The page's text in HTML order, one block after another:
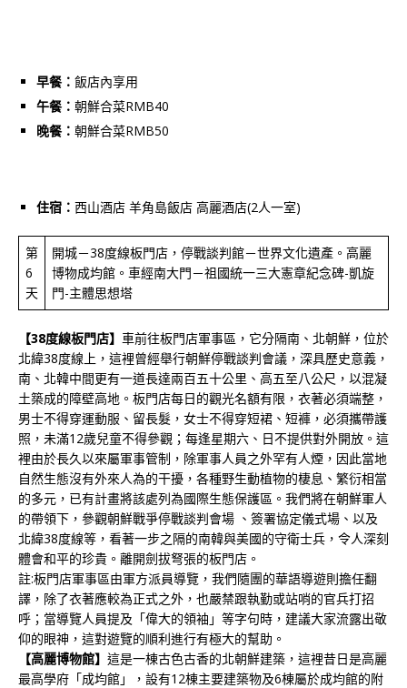
早餐： 飯店內享用
午餐： 朝鮮合菜RMB40
晚餐： 朝鮮合菜RMB50
住宿： 西山酒店 羊角島飯店 高麗酒店(2人一室)
第
6
天
開城－38度線板門店，停戰談判館－世界文化遺產。高麗
博物成均館。車經南大門－祖國統一三大憲章紀念碑-凱旋
門-主體思想塔
【38度線板門店】 車前往板門店軍事區，它分隔南、北朝鮮，位於
北緯38度線上，這裡曾經舉行朝鮮停戰談判會議，深具歷史意義，
南、北韓中間更有一道長達兩百五十公里、高五至八公尺，以混凝
土築成的障壁高地。板門店每日的觀光名額有限，衣著必須端整，
男士不得穿運動服、留長髮，女士不得穿短裙、短褲，必須攜帶護
照，未滿12歲兒童不得參觀；每逢星期六、日不提供對外開放。這
裡由於長久以來屬軍事管制，除軍事人員之外罕有人煙，因此當地
自然生態沒有外來人為的干擾，各種野生動植物的棲息、繁衍相當
的多元，已有計畫將該處列為國際生態保護區。我們將在朝鮮軍人
的帶領下，參觀朝鮮戰爭停戰談判會場 、簽署協定儀式場、以及
北緯38度線等，看著一步之隔的南韓與美國的守衛士兵，令人深刻
體會和平的珍貴。離開劍拔弩張的板門店。
註:板門店軍事區由軍方派員導覽，我們隨團的華語導遊則擔任翻
譯，除了衣著應較為正式之外，也嚴禁跟執勤或站哨的官兵打招
呼；當導覽人員提及「偉大的領袖」等字句時，建議大家流露出敬
仰的眼神，這對遊覽的順利進行有極大的幫助。
【高麗博物館】 這是一棟古色古香的北朝鮮建築，這裡昔日是高麗
最高學府「成均館」，設有12棟主要建築物及6棟屬於成均館的附